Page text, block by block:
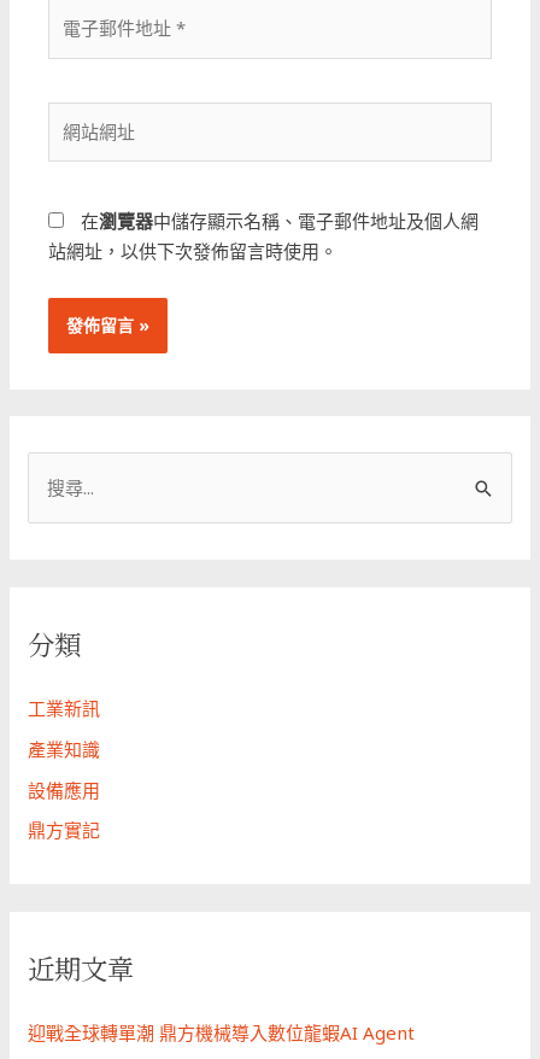
子
件
地
址
站
在瀏覽器中儲存顯示名稱、電子郵件地址及個人網
站網址，以供下次發佈留言時使用。
:分類
工業新訊
產業知識
設備應用
鼎方實記
近期文章
迎戰全球轉單潮 鼎方機械導入數位龍蝦AI Agent